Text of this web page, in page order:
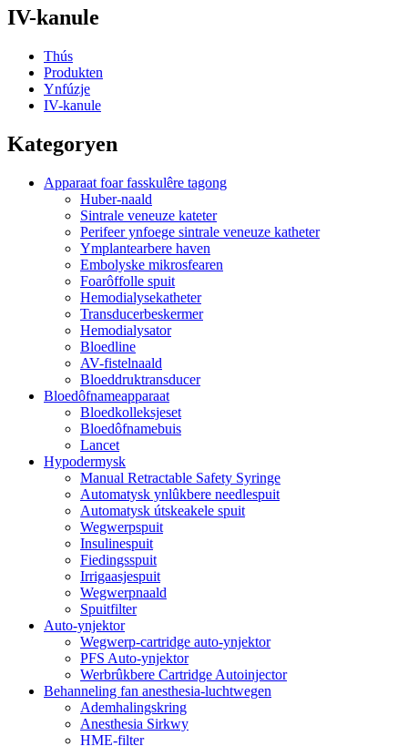
IV-kanule
Thús
Produkten
Ynfúzje
IV-kanule
Kategoryen
Apparaat foar fasskulêre tagong
Huber-naald
Sintrale veneuze kateter
Perifeer ynfoege sintrale veneuze katheter
Ymplantearbere haven
Embolyske mikrosfearen
Foarôffolle spuit
Hemodialysekatheter
Transducerbeskermer
Hemodialysator
Bloedline
AV-fistelnaald
Bloeddruktransducer
Bloedôfnameapparaat
Bloedkolleksjeset
Bloedôfnamebuis
Lancet
Hypodermysk
Manual Retractable Safety Syringe
Automatysk ynlûkbere needlespuit
Automatysk útskeakele spuit
Wegwerpspuit
Insulinespuit
Fiedingsspuit
Irrigaasjespuit
Wegwerpnaald
Spuitfilter
Auto-ynjektor
Wegwerp-cartridge auto-ynjektor
PFS Auto-ynjektor
Werbrûkbere Cartridge Autoinjector
Behanneling fan anesthesia-luchtwegen
Ademhalingskring
Anesthesia Sirkwy
HME-filter